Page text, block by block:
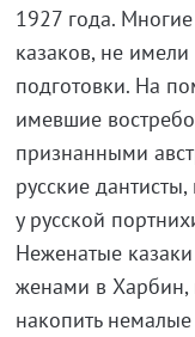
1927 года.
казаков, не
подготовки. На
имевшие
признанными
русские
у русской
Неженатые
женами в Харбин,
накопить